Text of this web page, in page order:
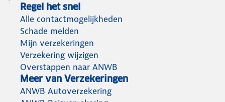
Regel het snel
Alle contactmogelijkheden
Schade melden
Mijn verzekeringen
Verzekering wijzigen
Overstappen naar ANWB
Meer van Verzekeringen
ANWB Autoverzekering